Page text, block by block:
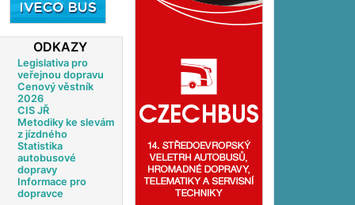
ODKAZY
Legislativa pro
veřejnou dopravu
Cenový věstník
2026
CIS JŘ
Metodiky ke slevám
z jízdného
Statistika
autobusové
dopravy
Informace pro
dopravce